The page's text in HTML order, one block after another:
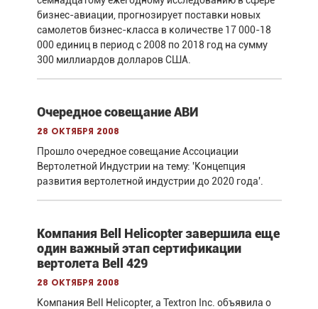
бизнес-авиации, прогнозирует поставки новых
самолетов бизнес-класса в количестве 17 000-18
000 единиц в период с 2008 по 2018 год на сумму
300 миллиардов долларов США.
Очередное совещание АВИ
28 октября 2008
Прошло очередное совещание Ассоциации
Вертолетной Индустрии на тему: 'Концепция
развития вертолетной индустрии до 2020 года'.
Компания Bell Helicopter завершила еще
один важный этап сертификации
вертолета Bell 429
28 октября 2008
Компания Bell Helicopter, a Textron Inc. объявила о